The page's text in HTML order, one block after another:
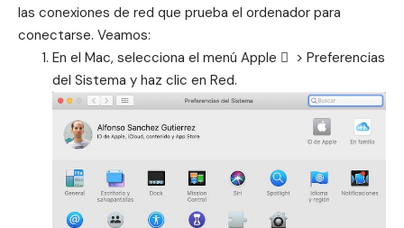
las conexiones de red que prueba el ordenador para
conectarse. Veamos:
En el Mac, selecciona el menú Apple  > Preferencias
del Sistema y haz clic en Red.